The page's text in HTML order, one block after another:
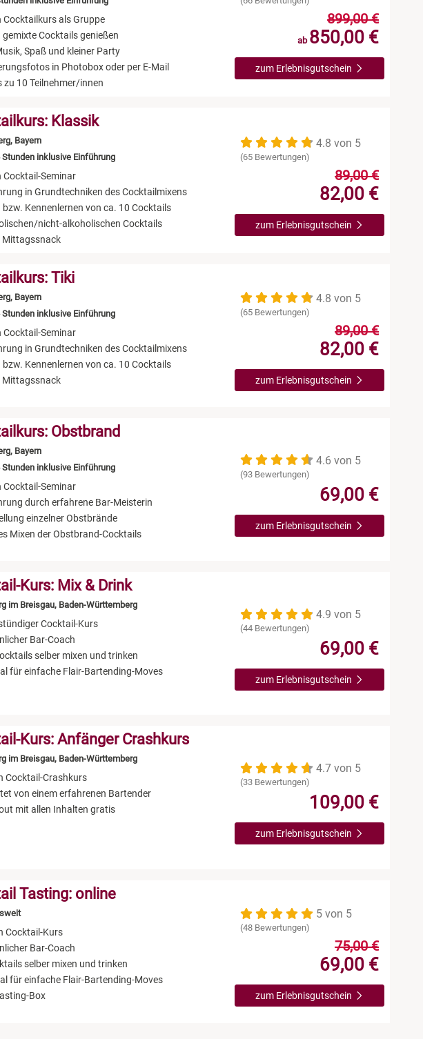
Cocktailkurs als Gruppe
gemixte Cocktails genießen
Spaß und kleiner Party
in Photobox oder per E-Mail
zu 10 Teilnehmer/innen
899,00 €
ab 850,00 €
zum Erlebnisgutschein
Klassik
Bayern
Stunden inklusive Einführung
Cocktail-Seminar
in Grundtechniken des Cocktailmixens
bzw. Kennenlernen von ca. 10 Cocktails
nicht-alkoholischen Cocktails
Mittagssnack
4.8 von 5
(65 Bewertungen)
89,00 €
82,00 €
zum Erlebnisgutschein
Tiki
Bayern
Stunden inklusive Einführung
Cocktail-Seminar
in Grundtechniken des Cocktailmixens
bzw. Kennenlernen von ca. 10 Cocktails
Mittagssnack
4.8 von 5
(65 Bewertungen)
89,00 €
82,00 €
zum Erlebnisgutschein
Obstbrand
Bayern
Stunden inklusive Einführung
Cocktail-Seminar
durch erfahrene Bar-Meisterin
einzelner Obstbrände
Mixen der Obstbrand-Cocktails
4.6 von 5
(93 Bewertungen)
69,00 €
zum Erlebnisgutschein
Kurs: Mix & Drink
im Breisgau, Baden-Württemberg
Cocktail-Kurs
Bar-Coach
selber mixen und trinken
für einfache Flair-Bartending-Moves
4.9 von 5
(44 Bewertungen)
69,00 €
zum Erlebnisgutschein
Kurs: Anfänger Crashkurs
im Breisgau, Baden-Württemberg
Cocktail-Crashkurs
von einem erfahrenen Bartender
mit allen Inhalten gratis
4.7 von 5
(33 Bewertungen)
109,00 €
zum Erlebnisgutschein
Tasting: online
Cocktail-Kurs
Bar-Coach
selber mixen und trinken
für einfache Flair-Bartending-Moves
Box
5 von 5
(48 Bewertungen)
75,00 €
69,00 €
zum Erlebnisgutschein